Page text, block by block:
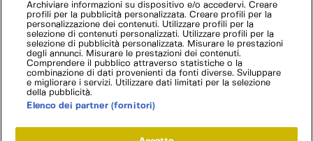
Archiviare informazioni su dispositivo e/o accedervi. Creare
profili per la pubblicità personalizzata. Creare profili per la
personalizzazione dei contenuti. Utilizzare profili per la
selezione di contenuti personalizzati. Utilizzare profili per la
selezione di pubblicità personalizzata. Misurare le prestazioni
degli annunci. Misurare le prestazioni dei contenuti.
Comprendere il pubblico attraverso statistiche o la
combinazione di dati provenienti da fonti diverse. Sviluppare
e migliorare i servizi. Utilizzare dati limitati per la selezione
della pubblicità.
Elenco dei partner (fornitori)